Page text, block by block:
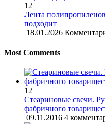
12
Лента
подходит
18.01.2026
Most Comments
12
Стеариновые свечи.
фабричного
09.11.2016 4